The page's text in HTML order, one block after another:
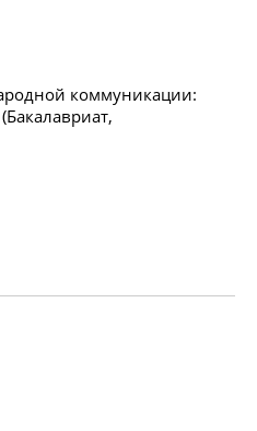
коммуникации: